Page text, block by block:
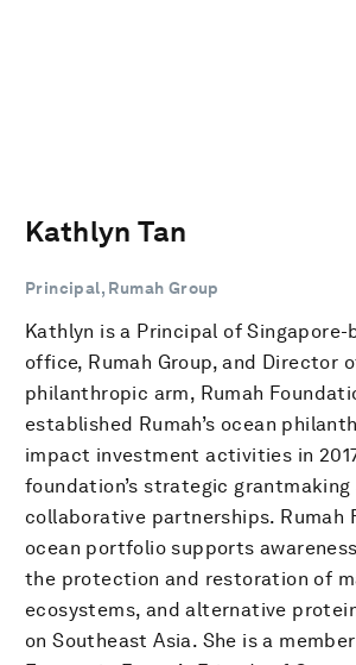
Kathlyn Tan
Principal, Rumah Group
Kathlyn is a Principal of Singapore-
office, Rumah Group, and Director
philanthropic arm, Rumah
established Rumah’s ocean
impact investment activities in
foundation’s strategic grantmaking
collaborative partnerships. Rumah
ocean portfolio supports
the protection and restoration of
ecosystems, and alternative
on Southeast Asia. She is a